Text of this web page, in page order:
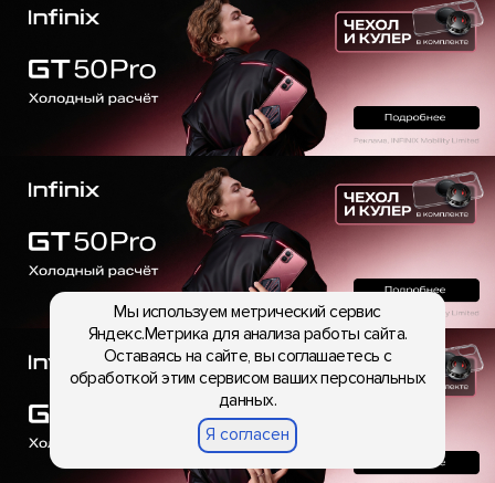
Мы используем метрический сервис
Яндекс.Метрика для анализа работы сайта.
Оставаясь на сайте, вы соглашаетесь с
обработкой этим сервисом ваших персональных
данных.
Я согласен